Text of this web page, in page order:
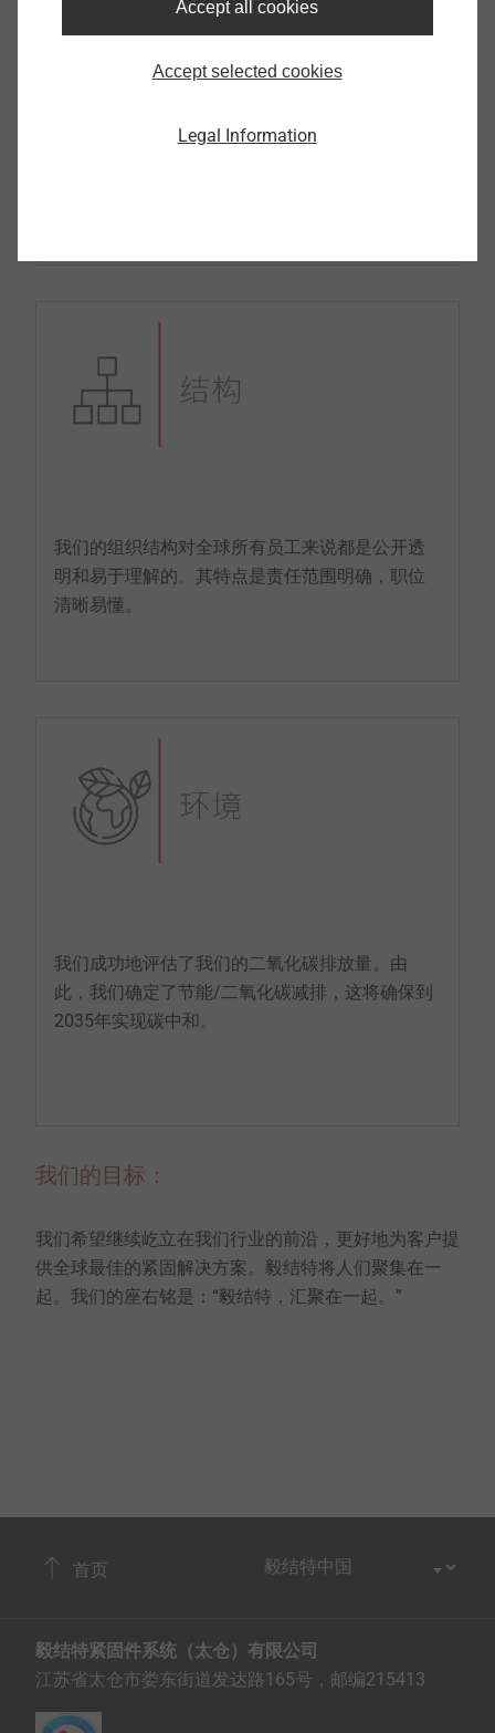
有中断或浪费。这些流程因为具有透明度和统一
付给客户，自始至终都设计得易于理解和精益
我们的组织结构对全球所有员工来说都是公开透
明和易于理解的。其特点是责任范围明确，职位
清晰易懂。
我们成功地评估了我们的二氧化碳排放量。由
此，我们确定了节能/二氧化碳减排，这将确保到
2035年实现碳中和。
我们的目标：
我们希望继续屹立在我们行业的前沿，更好地为客户提
供全球最佳的紧固解决方案。毅结特将人们聚集在一
起。我们的座右铭是：“毅结特，汇聚在一起。”
首页
毅结特紧固件系统（太仓）有限公司
江苏省太仓市娄东街道发达路165号，邮编215413
Accept all cookies
Accept selected cookies
Legal Information